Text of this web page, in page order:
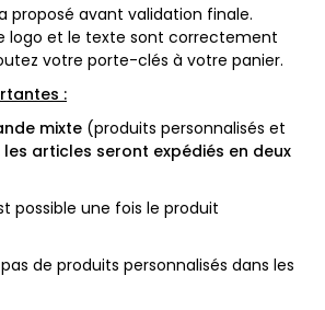
proposé avant validation finale.
logo et le texte sont correctement
votre porte-clés à votre panier.
:
mixte (produits personnalisés et
les articles seront expédiés en deux
possible une fois le produit
de produits personnalisés dans les